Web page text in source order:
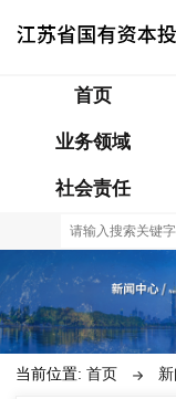
首页
业务领域
社会责任
当前位置: 首页